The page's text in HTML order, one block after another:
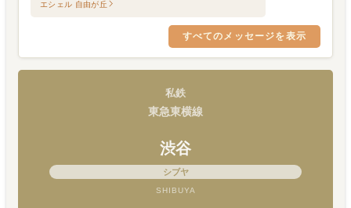
フリーレント2週間付事務手数料半額です。
エシェル 自由が丘
すべてのメッセージを表示
私鉄
東急東横線
渋谷
シブヤ
SHIBUYA